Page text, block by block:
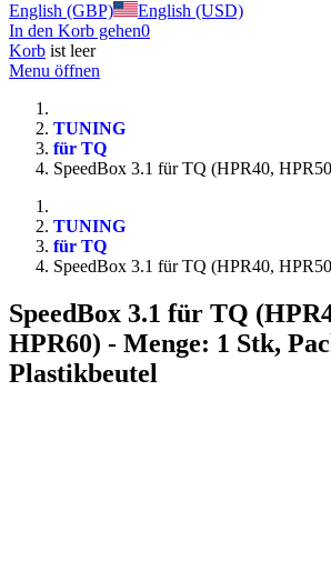
English (GBP)
English (USD)
In den Korb gehen0
Korb ist leer
Menu öffnen
TUNING
für TQ
SpeedBox 3.1 für TQ (HPR40,
TUNING
für TQ
SpeedBox 3.1 für TQ (HPR40,
SpeedBox 3.1 für TQ
HPR60) - Menge: 1 Stk,
Plastikbeutel